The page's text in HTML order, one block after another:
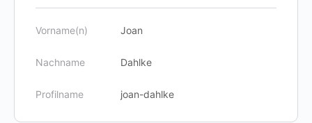
Vorname(n) Joan
Nachname Dahlke
Profilname joan-dahlke